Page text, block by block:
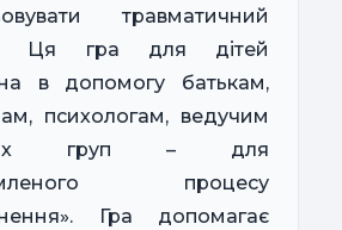
травматичний
Ця гра для дітей
в допомогу батькам,
психологам, ведучим
груп – для
процесу
Гра допомагає